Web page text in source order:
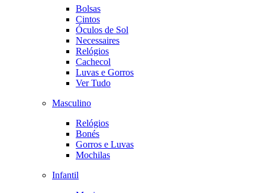
Bolsas
Cintos
Óculos de Sol
Necessaires
Relógios
Cachecol
Luvas e Gorros
Ver Tudo
Masculino
Relógios
Bonés
Gorros e Luvas
Mochilas
Infantil